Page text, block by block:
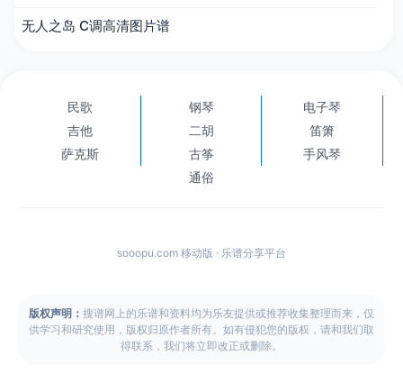
无人之岛 C调高清图片谱
民歌 钢琴
电子琴
吉他
二胡
笛箫
萨克斯
古筝
手风琴
通俗
sooopu.com 移动版 · 乐谱分享平台
版权声明： 搜谱网上的乐谱和资料均为乐友提供或推荐收集整理而来，仅
供学习和研究使用，版权归原作者所有。如有侵犯您的版权，请和我们取
得联系，我们将立即改正或删除。